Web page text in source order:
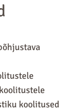
koolitused